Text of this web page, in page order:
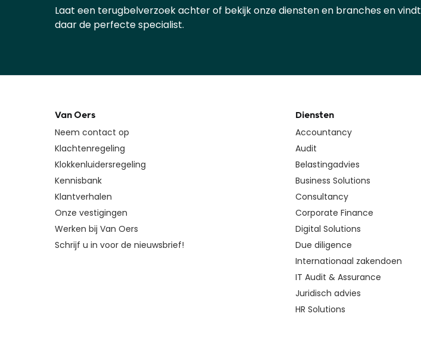
Laat een terugbelverzoek achter of bekijk onze diensten en branches en vindt
daar de perfecte specialist.
Van Oers
Neem contact op
Klachtenregeling
Klokkenluidersregeling
Kennisbank
Klantverhalen
Onze vestigingen
Werken bij Van Oers
Schrijf u in voor de nieuwsbrief!
Diensten
Accountancy
Audit
Belastingadvies
Business Solutions
Consultancy
Corporate Finance
Digital Solutions
Due diligence
Internationaal zakendoen
IT Audit & Assurance
Juridisch advies
HR Solutions